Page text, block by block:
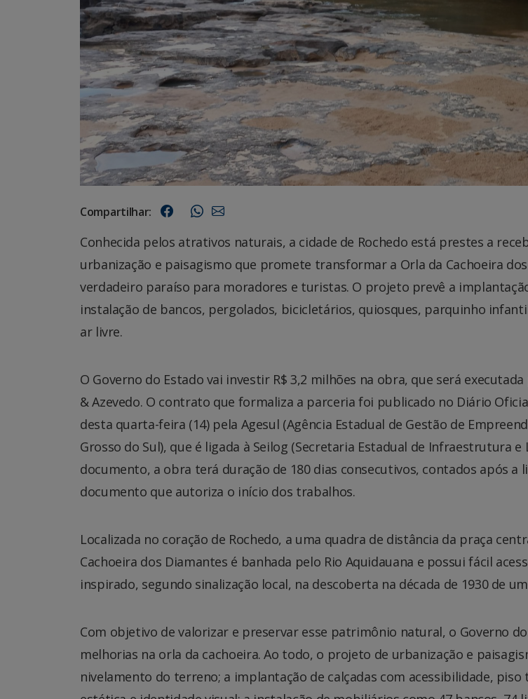
Compartilhar:
Conhecida pelos atrativos naturais, a cidade de Rochedo está prestes a
urbanização e paisagismo que promete transformar a Orla da Cachoeira
verdadeiro paraíso para moradores e turistas. O projeto prevê a
instalação de bancos, pergolados, bicicletários, quiosques, parquinho
ar livre.
O Governo do Estado vai investir R$ 3,2 milhões na obra, que será
& Azevedo. O contrato que formaliza a parceria foi publicado no Diário
desta quarta-feira (14) pela Agesul (Agência Estadual de Gestão de
Grosso do Sul), que é ligada à Seilog (Secretaria Estadual de Infraestrutura
documento, a obra terá duração de 180 dias consecutivos, contados após a
documento que autoriza o início dos trabalhos.
Localizada no coração de Rochedo, a uma quadra de distância da praça
Cachoeira dos Diamantes é banhada pelo Rio Aquidauana e possui fácil
inspirado, segundo sinalização local, na descoberta na década de 1930 de
Com objetivo de valorizar e preservar esse patrimônio natural, o Governo
melhorias na orla da cachoeira. Ao todo, o projeto de urbanização e
nivelamento do terreno; a implantação de calçadas com acessibilidade, piso